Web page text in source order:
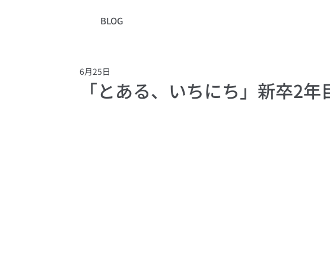
BLOG
「とある、いちにち」新卒2
6月25日